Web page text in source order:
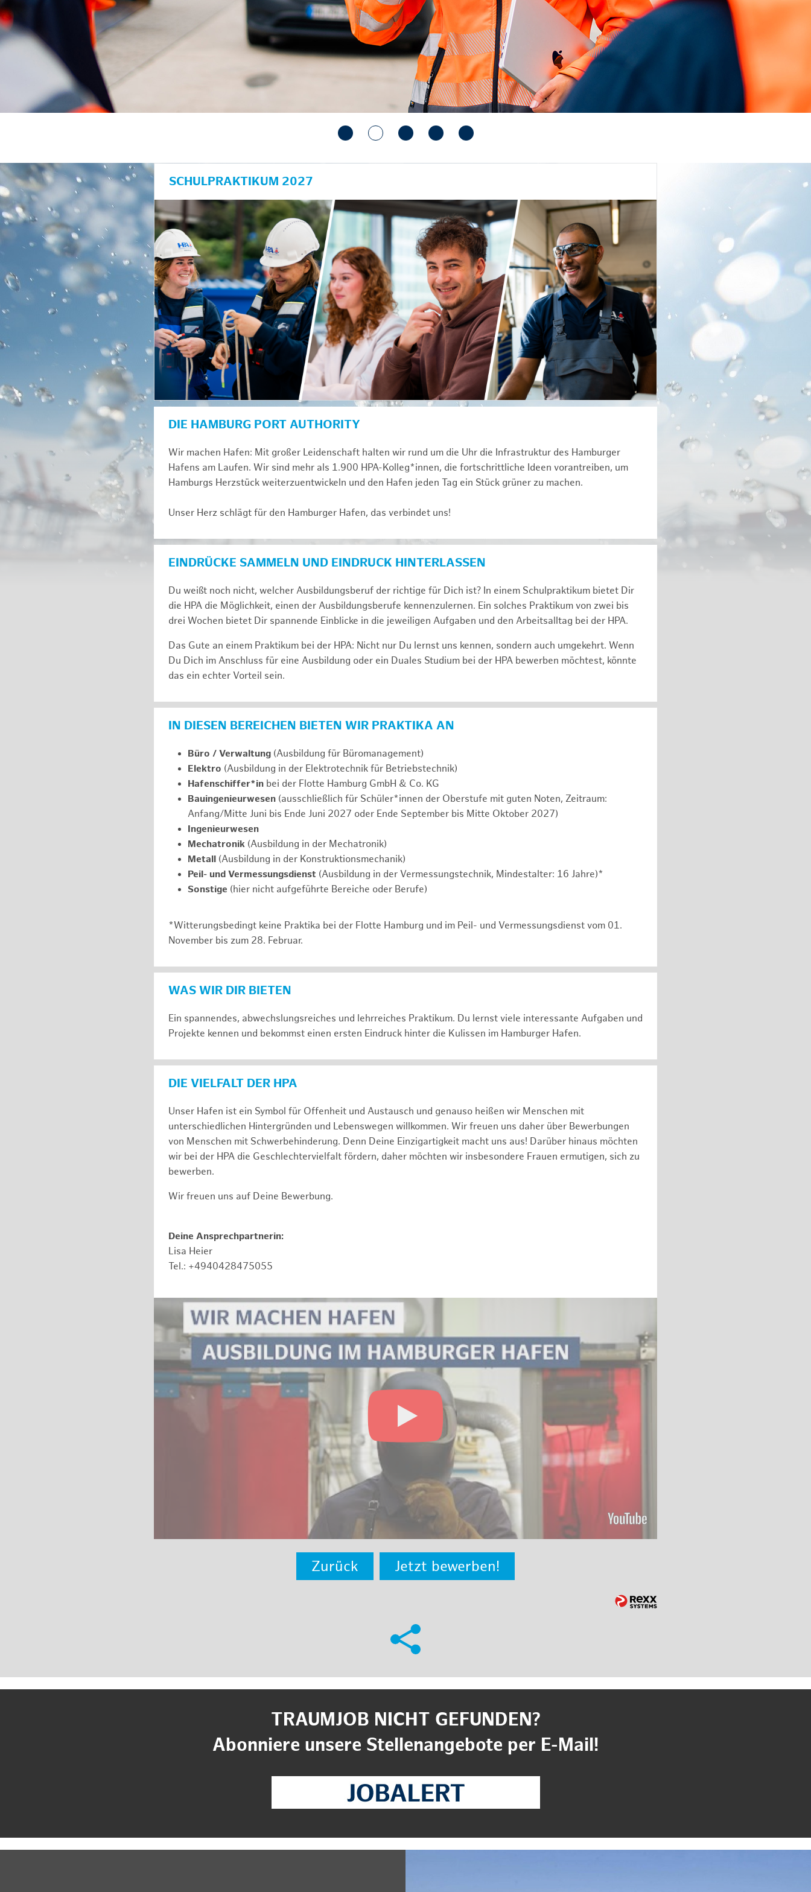
anzeigen/schließen
SCHULPRAKTIKUM 2027
DIE HAMBURG PORT AUTHORITY
Wir machen Hafen: Mit großer Leidenschaft halten wir rund um die Uhr die Infrastruktur des Hamburger
Hafens am Laufen. Wir sind mehr als 1.900 HPA-Kolleg*innen, die fortschrittliche Ideen vorantreiben, um
Hamburgs Herzstück weiterzuentwickeln und den Hafen jeden Tag ein Stück grüner zu machen.
Unser Herz schlägt für den Hamburger Hafen, das verbindet uns!
EINDRÜCKE SAMMELN UND EINDRUCK HINTERLASSEN
Du weißt noch nicht, welcher Ausbildungsberuf der richtige für Dich ist? In einem Schulpraktikum bietet Dir
die HPA die Möglichkeit, einen der Ausbildungsberufe kennenzulernen. Ein solches Prak­ti­kum von zwei bis
drei Wochen bie­tet Dir span­nen­de Ein­bli­cke in die jeweiligen Aufgaben und den Ar­beits­all­tag bei der HPA.
Das Gute an einem Praktikum bei der HPA: Nicht nur Du lernst uns ken­nen, son­dern auch um­ge­kehrt. Wenn
Du Dich im An­schluss für eine Aus­bil­dung oder ein Duales Studium bei der HPA be­wer­ben möch­test, könnte
das ein ech­ter Vor­teil sein.
IN DIESEN BEREICHEN BIETEN WIR PRAKTIKA AN
Büro / Verwaltung (Ausbildung für Büromanagement)
Elektro (Ausbildung in der Elektrotechnik für Betriebstechnik)
Hafenschiffer*in bei der Flotte Hamburg GmbH & Co. KG
Bauingenieurwesen (ausschließlich für Schüler*innen der Oberstufe mit guten Noten, Zeitraum:
Anfang/Mitte Juni bis Ende Juni 2027 oder Ende September bis Mitte Oktober 2027)
Ingenieurwesen
Mechatronik (Ausbildung in der Mechatronik)
Metall (Ausbildung in der Konstruktionsmechanik)
Peil- und Vermessungsdienst (Ausbildung in der Vermessungstechnik, Mindestalter: 16 Jahre)*
Sonstige (hier nicht aufgeführte Bereiche oder Berufe)
*Witterungsbedingt keine Praktika bei der Flotte Hamburg und im Peil- und Vermessungsdienst vom 01.
November bis zum 28. Februar.
WAS WIR DIR BIETEN
Ein spannendes, abwechslungsreiches und lehrreiches Praktikum. Du lernst viele interessante Aufgaben und
Projekte kennen und bekommst einen ersten Eindruck hinter die Kulissen im Hamburger Hafen.
DIE VIELFALT DER HPA
Unser Hafen ist ein Symbol für Offenheit und Austausch und genauso heißen wir Menschen mit
unterschiedlichen Hintergründen und Lebenswegen willkommen. Wir freuen uns daher über Bewerbungen
von Menschen mit Schwerbehinderung. Denn Deine Einzigartigkeit macht uns aus! Darüber hinaus möchten
wir bei der HPA die Geschlechtervielfalt fördern, daher möchten wir insbesondere Frauen ermutigen, sich zu
bewerben.
Wir freuen uns auf Deine Bewerbung.
Deine Ansprechpartnerin:
Lisa Heier
Tel.: +4940428475055
Zurück Jetzt bewerben!
TRAUMJOB NICHT GEFUNDEN?
Abonniere unsere Stellenangebote per E-Mail!